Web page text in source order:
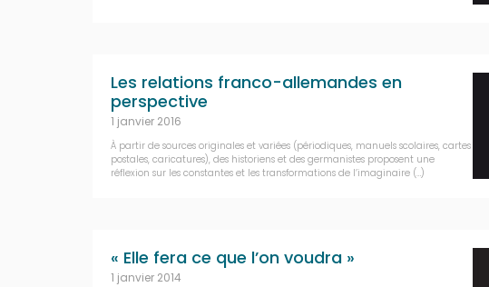
Les relations franco-allemandes en
perspective
1 janvier 2016
À partir de sources originales et variées (périodiques, manuels scolaires, cartes
postales, caricatures), des historiens et des germanistes proposent une
réflexion sur les constantes et les transformations de l’imaginaire (…)
« Elle fera ce que l’on voudra »
1 janvier 2014